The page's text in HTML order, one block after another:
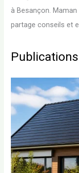
à Besançon.
partage conseils et